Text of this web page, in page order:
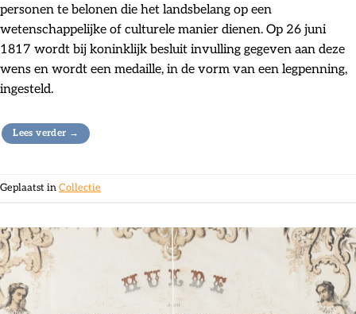
personen te belonen die het landsbelang op een
wetenschappelijke of culturele manier dienen. Op 26 juni
1817 wordt bij koninklijk besluit invulling gegeven aan deze
wens en wordt een medaille, in de vorm van een legpenning,
ingesteld.
Lees verder →
Geplaatst inCollectie